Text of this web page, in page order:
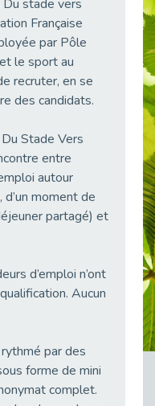
38 vidéos pour comprendre et agir durablement
Le taux d’emploi direct dans la fonction publique dépasse 6 % en 2025
L'alternance : un tremplin vers l'emploi aussi pour les personnes en situation de handicap
44 ans
L’Aménagement Raisonnable : Un Levier pour l’Équité
28 avril : Agir ensemble pour une culture de prévention au travail
le handicap
Handicap moteur et emploi : réussir ses recrutements vidéo
Du stade vers
Française
par Pôle
le sport au
recruter, en se
des candidats.
Stade Vers
entre
autour
moment de
partagé) et
d’emploi n’ont
Aucun
par des
forme de mini
complet.